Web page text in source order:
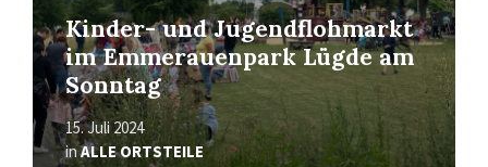
Kinder- und Jugendflohmarkt
im Emmerauenpark Lügde am
Sonntag
15. Juli 2024
inALLE ORTSTEILE